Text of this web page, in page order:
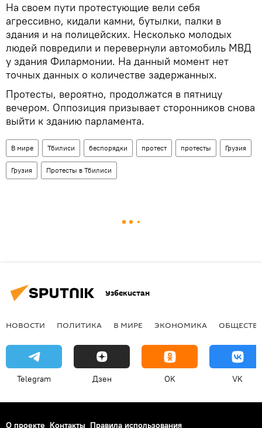
На своем пути протестующие вели себя
агрессивно, кидали камни, бутылки, палки в
здания и на полицейских. Несколько молодых
людей повредили и перевернули автомобиль МВД
у здания Филармонии. На данный момент нет
точных данных о количестве задержанных.
Протесты, вероятно, продолжатся в пятницу
вечером. Оппозиция призывает сторонников снова
выйти к зданию парламента.
В мире Тбилиси беспорядки протест протесты Грузия
Грузия Протесты в Тбилиси
Узбекистан
НОВОСТИ ПОЛИТИКА В МИРЕ ЭКОНОМИКА
Telegram Дзен OK VK
О проекте Контакты Правила использования